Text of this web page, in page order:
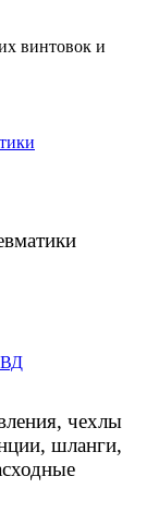
винтовок и
ВД
чехлы
шланги,